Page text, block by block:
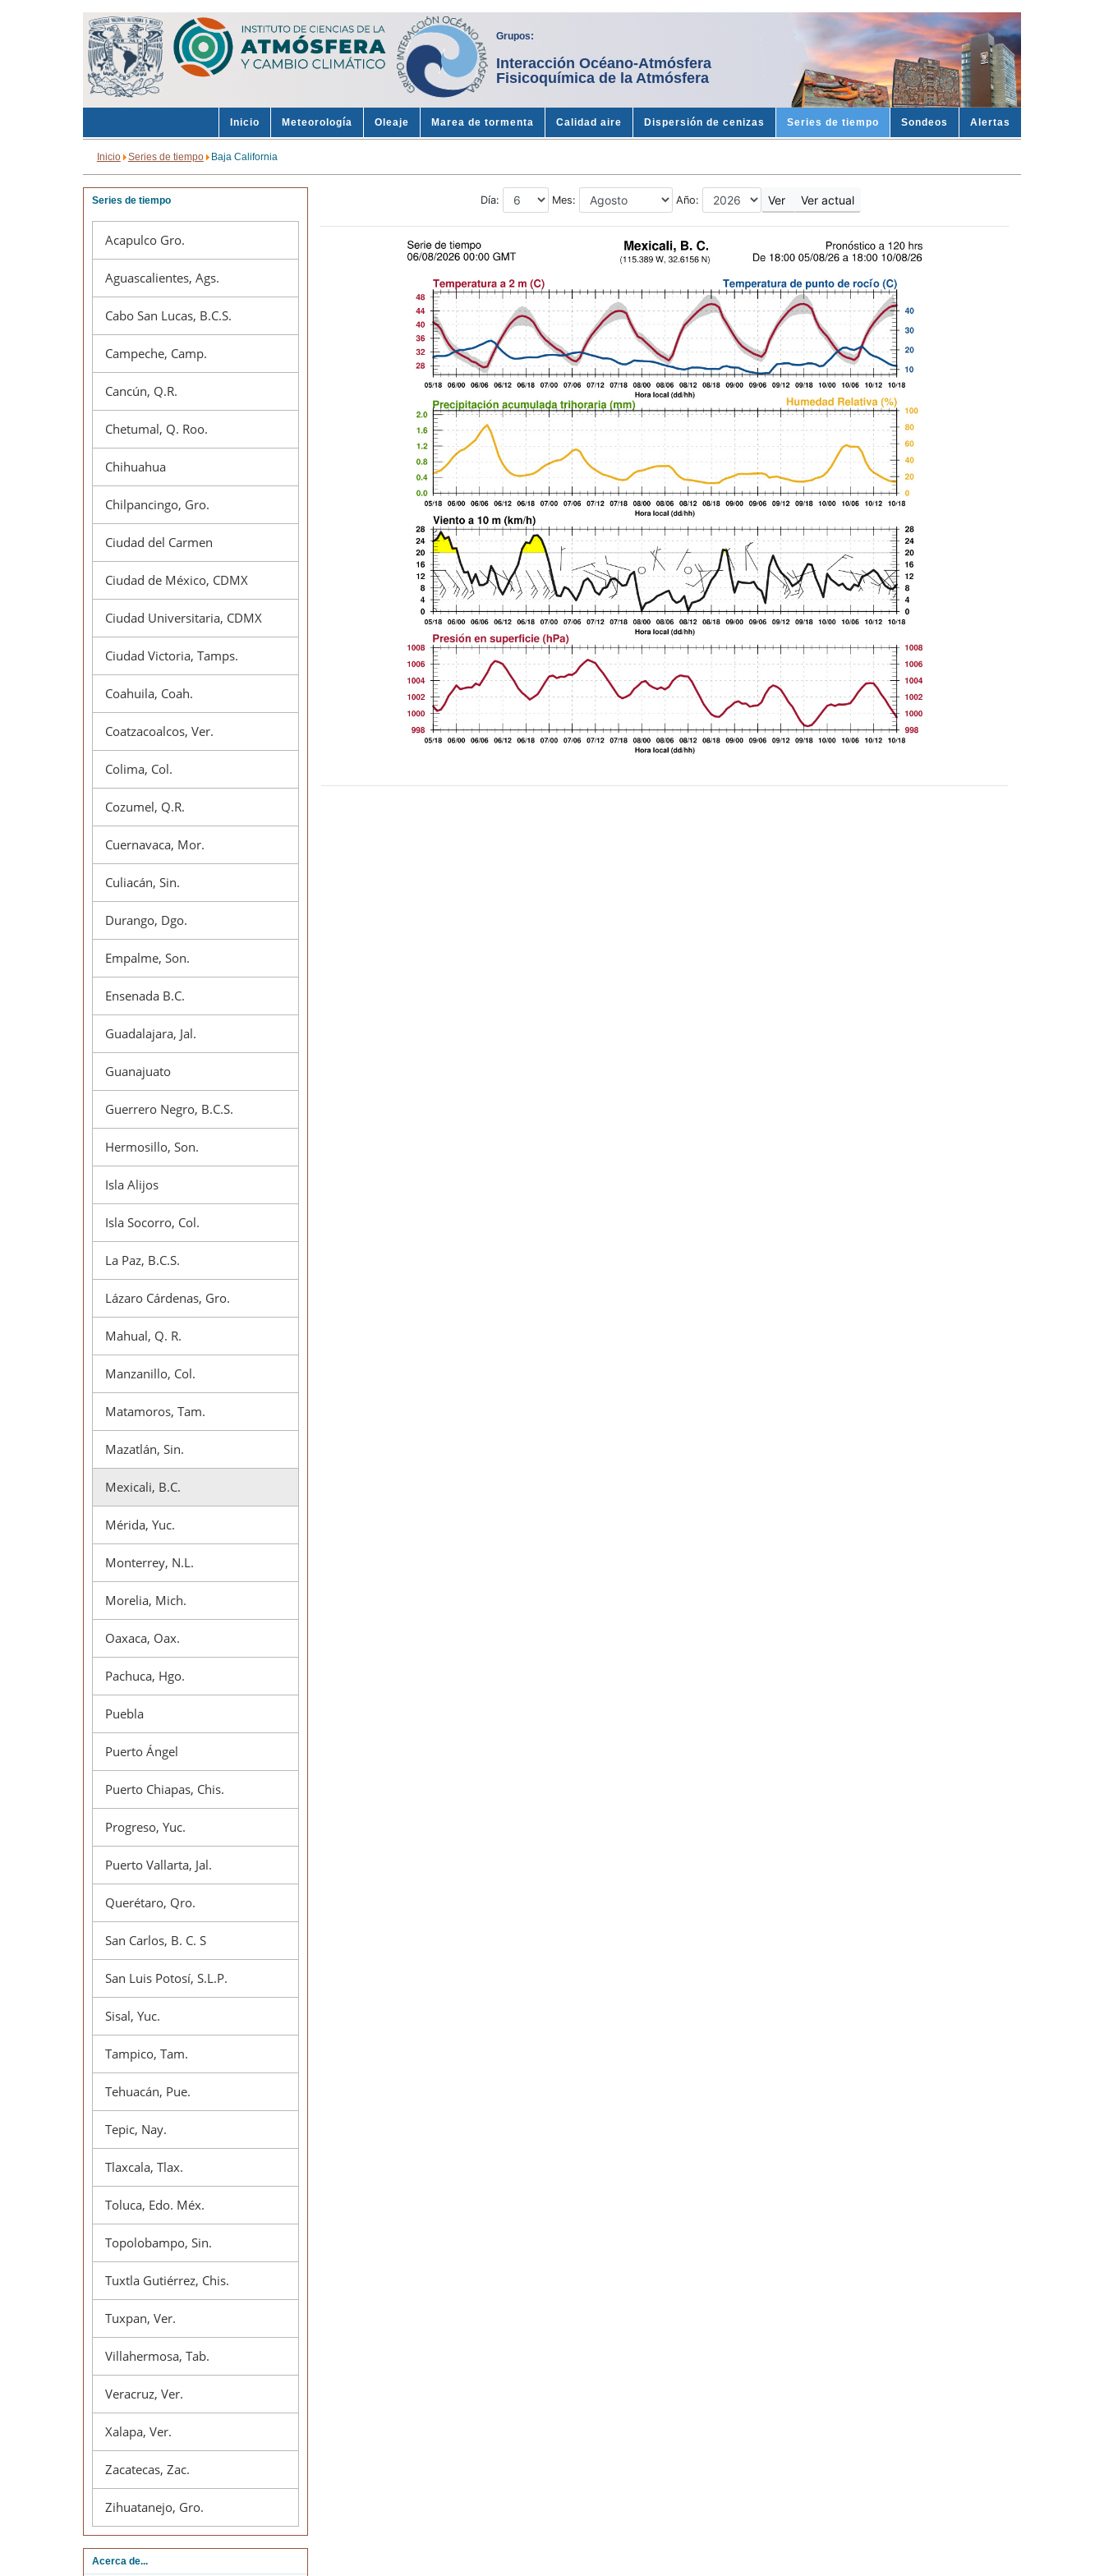
Grupos:
Interacción Océano-Atmósfera
Fisicoquímica de la Atmósfera
Inicio Meteorología Oleaje Marea de tormenta Calidad aire Dispersión de cenizas Series de tiempo Sondeos Alertas
Inicio Series de tiempo Baja California
Series de tiempo
Acapulco Gro.
Aguascalientes, Ags.
Cabo San Lucas, B.C.S.
Campeche, Camp.
Cancún, Q.R.
Chetumal, Q. Roo.
Chihuahua
Chilpancingo, Gro.
Ciudad del Carmen
Ciudad de México, CDMX
Ciudad Universitaria, CDMX
Ciudad Victoria, Tamps.
Coahuila, Coah.
Coatzacoalcos, Ver.
Colima, Col.
Cozumel, Q.R.
Cuernavaca, Mor.
Culiacán, Sin.
Durango, Dgo.
Empalme, Son.
Ensenada B.C.
Guadalajara, Jal.
Guanajuato
Guerrero Negro, B.C.S.
Hermosillo, Son.
Isla Alijos
Isla Socorro, Col.
La Paz, B.C.S.
Lázaro Cárdenas, Gro.
Mahual, Q. R.
Manzanillo, Col.
Matamoros, Tam.
Mazatlán, Sin.
Mexicali, B.C.
Mérida, Yuc.
Monterrey, N.L.
Morelia, Mich.
Oaxaca, Oax.
Pachuca, Hgo.
Puebla
Puerto Ángel
Puerto Chiapas, Chis.
Progreso, Yuc.
Puerto Vallarta, Jal.
Querétaro, Qro.
San Carlos, B. C. S
San Luis Potosí, S.L.P.
Sisal, Yuc.
Tampico, Tam.
Tehuacán, Pue.
Tepic, Nay.
Tlaxcala, Tlax.
Toluca, Edo. Méx.
Topolobampo, Sin.
Tuxtla Gutiérrez, Chis.
Tuxpan, Ver.
Villahermosa, Tab.
Veracruz, Ver.
Xalapa, Ver.
Zacatecas, Zac.
Zihuatanejo, Gro.
Acerca de...